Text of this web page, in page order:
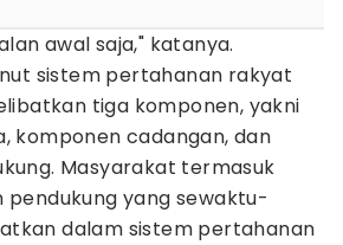
awal saja," katanya.
sistem pertahanan rakyat
tiga komponen, yakni
komponen cadangan, dan
Masyarakat termasuk
yang sewaktu-
dalam sistem pertahanan